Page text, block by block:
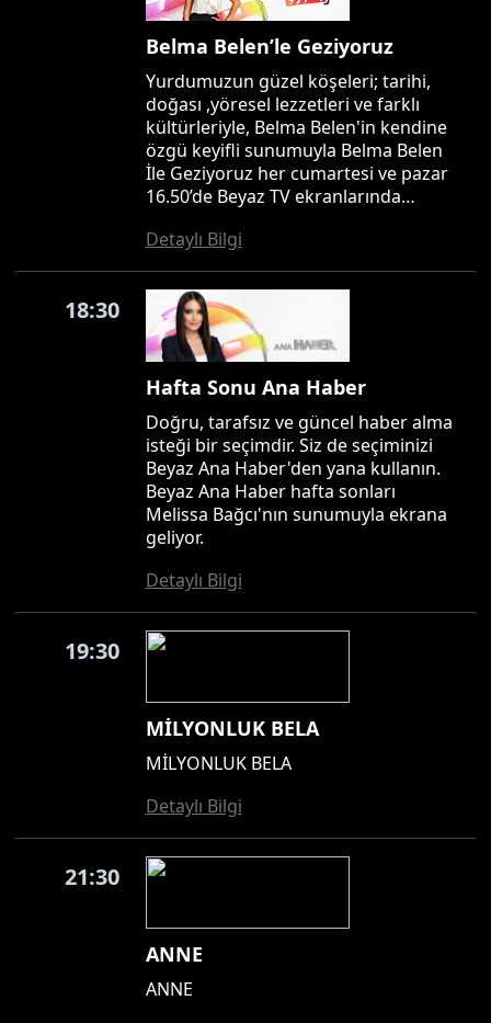
Belma Belen’le Geziyoruz
Yurdumuzun güzel köşeleri; tarihi,
doğası ,yöresel lezzetleri ve farklı
kültürleriyle, Belma Belen'in kendine
özgü keyifli sunumuyla Belma Belen
İle Geziyoruz her cumartesi ve pazar
16.50’de Beyaz TV ekranlarında…
Detaylı Bilgi
18:30
Hafta Sonu Ana Haber
Doğru, tarafsız ve güncel haber alma
isteği bir seçimdir. Siz de seçiminizi
Beyaz Ana Haber'den yana kullanın.
Beyaz Ana Haber hafta sonları
Melissa Bağcı'nın sunumuyla ekrana
geliyor.
Detaylı Bilgi
19:30
MİLYONLUK BELA
MİLYONLUK BELA
Detaylı Bilgi
21:30
ANNE
ANNE